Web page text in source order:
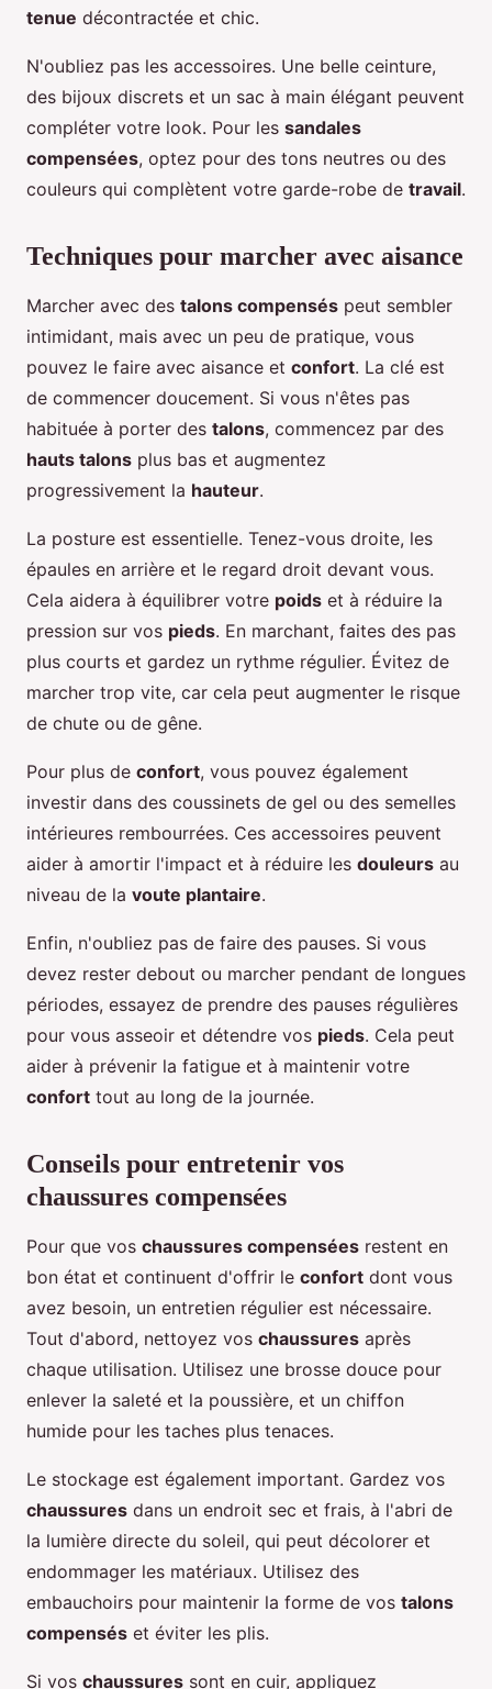
tenue décontractée et chic.
N'oubliez pas les accessoires. Une belle ceinture,
des bijoux discrets et un sac à main élégant peuvent
compléter votre look. Pour les sandales
compensées, optez pour des tons neutres ou des
couleurs qui complètent votre garde-robe de travail.
Techniques pour marcher avec aisance
Marcher avec des talons compensés peut sembler
intimidant, mais avec un peu de pratique, vous
pouvez le faire avec aisance et confort. La clé est
de commencer doucement. Si vous n'êtes pas
habituée à porter des talons, commencez par des
hauts talons plus bas et augmentez
progressivement la hauteur.
La posture est essentielle. Tenez-vous droite, les
épaules en arrière et le regard droit devant vous.
Cela aidera à équilibrer votre poids et à réduire la
pression sur vos pieds. En marchant, faites des pas
plus courts et gardez un rythme régulier. Évitez de
marcher trop vite, car cela peut augmenter le risque
de chute ou de gêne.
Pour plus de confort, vous pouvez également
investir dans des coussinets de gel ou des semelles
intérieures rembourrées. Ces accessoires peuvent
aider à amortir l'impact et à réduire les douleurs au
niveau de la voute plantaire.
Enfin, n'oubliez pas de faire des pauses. Si vous
devez rester debout ou marcher pendant de longues
périodes, essayez de prendre des pauses régulières
pour vous asseoir et détendre vos pieds. Cela peut
aider à prévenir la fatigue et à maintenir votre
confort tout au long de la journée.
Conseils pour entretenir vos
chaussures compensées
Pour que vos chaussures compensées restent en
bon état et continuent d'offrir le confort dont vous
avez besoin, un entretien régulier est nécessaire.
Tout d'abord, nettoyez vos chaussures après
chaque utilisation. Utilisez une brosse douce pour
enlever la saleté et la poussière, et un chiffon
humide pour les taches plus tenaces.
Le stockage est également important. Gardez vos
chaussures dans un endroit sec et frais, à l'abri de
la lumière directe du soleil, qui peut décolorer et
endommager les matériaux. Utilisez des
embauchoirs pour maintenir la forme de vos talons
compensés et éviter les plis.
Si vos chaussures sont en cuir, appliquez